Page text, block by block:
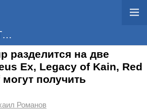
НОВОСТИ SOFTWARE
разделится на две
Ex, Legacy of Kain, Red
получить
Романов